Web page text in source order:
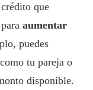
que
aumentar
puedes
tu pareja o
disponible.